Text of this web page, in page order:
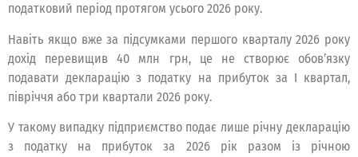
податковий період протягом усього 2026 року.
Навіть якщо вже за підсумками першого кварталу 2026 року
дохід перевищив 40 млн грн, це не створює обов’язку
подавати декларацію з податку на прибуток за І квартал,
півріччя або три квартали 2026 року.
У такому випадку підприємство подає лише річну декларацію
з податку на прибуток за 2026 рік разом із річною